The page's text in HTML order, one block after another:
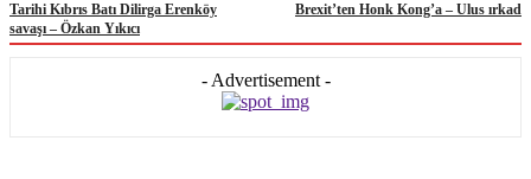
Tarihi Kıbrıs Batı Dilirga Erenköy
savaşı – Özkan Yıkıcı
Brexit’ten Honk Kong’a – Ulus ırkad
- Advertisement -